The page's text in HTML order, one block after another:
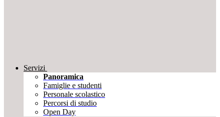
Servizi
Panoramica
Famiglie e studenti
Personale scolastico
Percorsi di studio
Open Day